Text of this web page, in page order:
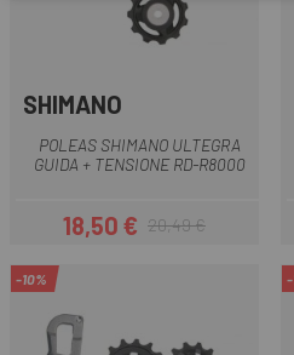
SHIMANO
POLEAS SHIMANO ULTEGRA
GUIDA + TENSIONE RD-R8000
Prezzo
18,50 €Prezzo base
20,49 €
-10% -